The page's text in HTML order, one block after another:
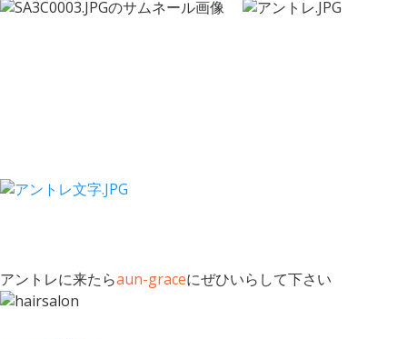
アントレに来たらaun-graceにぜひいらして下さい